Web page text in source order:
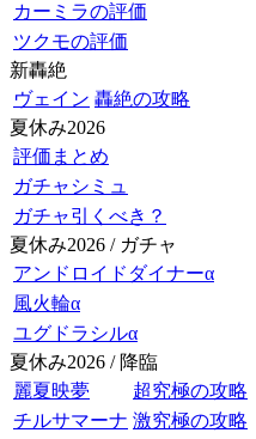
カーミラの評価
ツクモの評価
新轟絶
ヴェイン 轟絶の攻略
夏休み2026
評価まとめ
ガチャシミュ
ガチャ引くべき？
夏休み2026 / ガチャ
アンドロイドダイナーα
風火輪α
ユグドラシルα
夏休み2026 / 降臨
麗夏映夢
超究極の攻略
チルサマーナ 激究極の攻略